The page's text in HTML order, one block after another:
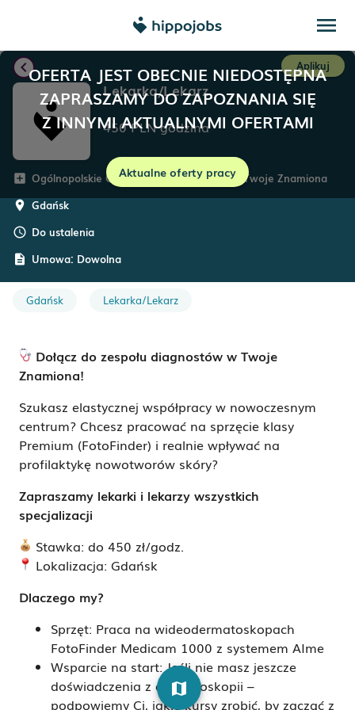
menu
OFERTA JEST OBECNIE NIEDOSTĘPNA
ZAPRASZAMY DO ZAPOZNANIA SIĘ
Z INNYMI AKTUALNYMI OFERTAMI
Aktualne oferty pracy
chevron_left Aplikuj
Lekarka/Lekarz
450PLNgodzina
add_box Ogólnopolskie Centrum Badania Znamion Twoje Znamiona
room Gdańsk
schedule Do ustalenia
description Umowa: Dowolna
Gdańsk Lekarka/Lekarz
Dołącz do zespołu diagnostów w Twoje
Znamiona!
Szukasz elastycznej współpracy w nowoczesnym
centrum? Chcesz pracować na sprzęcie klasy
Premium (FotoFinder) i realnie wpływać na
profilaktykę nowotworów skóry?
Zapraszamy lekarki i lekarzy wszystkich
specjalizacji
Stawka: do 450 zł/godz.
Lokalizacja: Gdańsk
Dlaczego my?
Sprzęt: Praca na wideodermatoskopach
FotoFinder Medicam 1000 z systemem AIme
Wsparcie na start: Jeśli nie masz jeszcze
doświadczenia z dermatoskopii –
podpowiemy Ci, jakie kursy zrobić, by zacząć z
map